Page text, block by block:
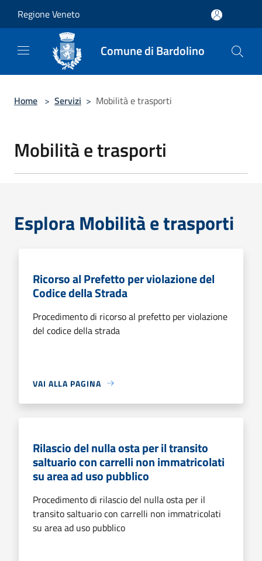
Regione Veneto
Comune di Bardolino
Home > Servizi > Mobilità e trasporti
Mobilità e trasporti
Esplora Mobilità e trasporti
Ricorso al Prefetto per violazione del
Codice della Strada
Procedimento di ricorso al prefetto per violazione
del codice della strada
VAI ALLA PAGINA
Rilascio del nulla osta per il transito
saltuario con carrelli non immatricolati
su area ad uso pubblico
Procedimento di rilascio del nulla osta per il
transito saltuario con carrelli non immatricolati
su area ad uso pubblico